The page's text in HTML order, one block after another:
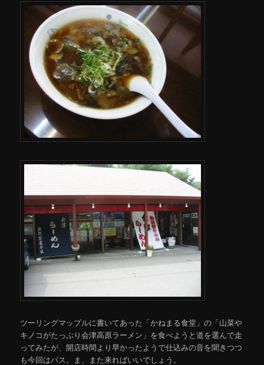
ツーリングマップルに書いてあった「かねまる食堂」の「山菜や
キノコがたっぷり会津高原ラーメン」を食べようと道を選んで走
ってみたが、開店時間より早かったようで仕込みの音を聞きつつ
も今回はパス。ま、また来ればいいでしょう。